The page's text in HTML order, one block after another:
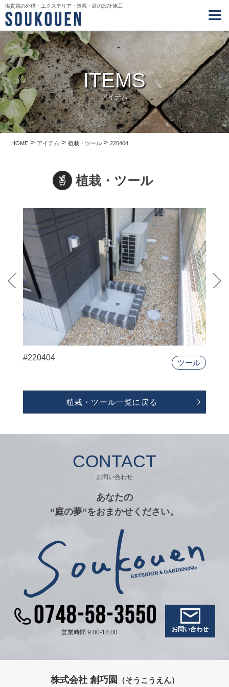
滋賀県の外構・エクステリア・造園・庭の設計施工
ITEMS
アイテム
HOME > アイテム >植栽・ツール>220404
植栽・ツール
#220404
ツール
植栽・ツール一覧に戻る
CONTACT
お問い合わせ
あなたの
“庭の夢”をおまかせください。
営業時間 9:00-18:00 お問い合わせ
株式会社 創巧園 （そうこうえん）